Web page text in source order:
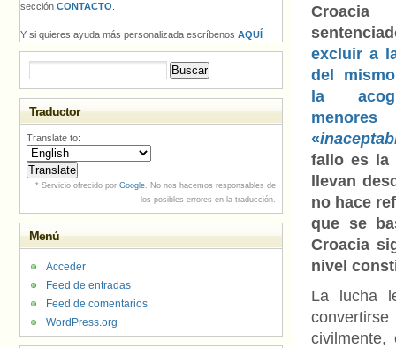
excluir a
del
la
«
fallo es la
llevan
no hace
que se
Croacia
nivel
La lucha
civilmente,
sección CONTACTO
Y si quieres ayuda más personalizada escríbenos AQUÍ
Traductor
Translate to:
* Servicio ofrecido por Google. No nos hacemos responsables de
los posibles errores en la traducción.
Menú
Acceder
Feed de entradas
Feed de comentarios
WordPress.org